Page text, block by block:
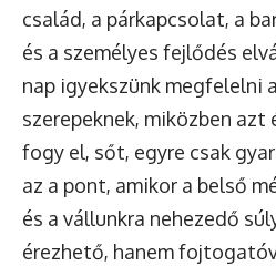
család, a párkapcsolat, a
és a személyes fejlődés
nap igyekszünk megfelelni
szerepeknek, miközben azt
fogy el, sőt, egyre csak
az a pont, amikor a belső
és a vállunkra nehezedő
érezhető, hanem